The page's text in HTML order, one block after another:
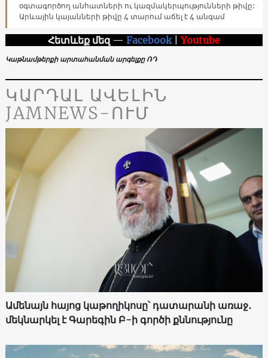
օգտագործող անհատների ու կազմակերպությունների թիվը:
Արևային կայանների թիվը 4 տարում աճել է 4 անգամ
Հետևեք մեզ — Facebook |Youtube
Կաթնամթերքի արտահանման արգելքը ՌԴ
ԿԱՐԴԱԼ ԱՎԵԼԻՆ
JAMNEWS-ՈՒՄ
Ամենայն հայոց կաթողիկոսը՝ դատարանի առաջ․
մեկնարկել է Գարեգին Բ-ի գործի քննությունը